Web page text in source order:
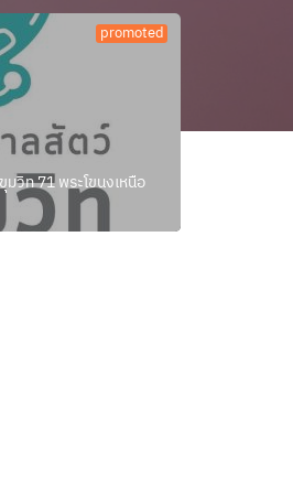
promoted
วิท 71 พระโขนงเหนือ